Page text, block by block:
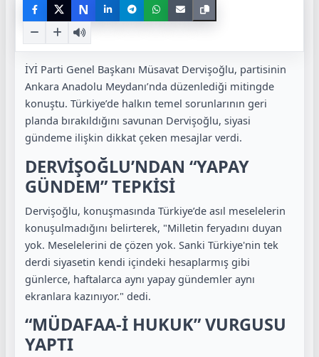
N
İYİ Parti Genel Başkanı Müsavat Dervişoğlu, partisinin
Ankara Anadolu Meydanı’nda düzenlediği mitingde
konuştu. Türkiye’de halkın temel sorunlarının geri
planda bırakıldığını savunan Dervişoğlu, siyasi
gündeme ilişkin dikkat çeken mesajlar verdi.
DERVİŞOĞLU’NDAN “YAPAY
GÜNDEM” TEPKİSİ
Dervişoğlu, konuşmasında Türkiye’de asıl meselelerin
konuşulmadığını belirterek, "Milletin feryadını duyan
yok. Meselelerini de çözen yok. Sanki Türkiye'nin tek
derdi siyasetin kendi içindeki hesaplarmış gibi
günlerce, haftalarca aynı yapay gündemler aynı
ekranlara kazınıyor." dedi.
“MÜDAFAA-İ HUKUK” VURGUSU
YAPTI